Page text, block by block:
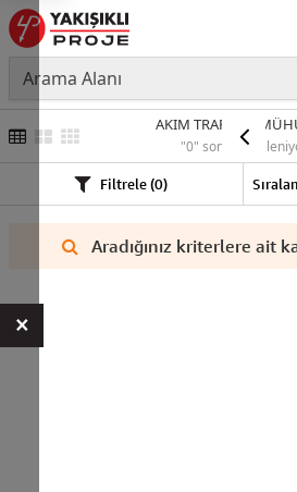
AKIM TRAFOSU
"0" sonuç
Filtrele (0)
Aradığınız kriterlere ait
×